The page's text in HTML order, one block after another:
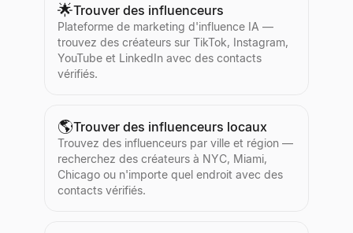
🌟Trouver des influenceurs
Plateforme de marketing d'influence IA —
trouvez des créateurs sur TikTok, Instagram,
YouTube et LinkedIn avec des contacts
vérifiés.
🌎Trouver des influenceurs locaux
Trouvez des influenceurs par ville et région —
recherchez des créateurs à NYC, Miami,
Chicago ou n'importe quel endroit avec des
contacts vérifiés.